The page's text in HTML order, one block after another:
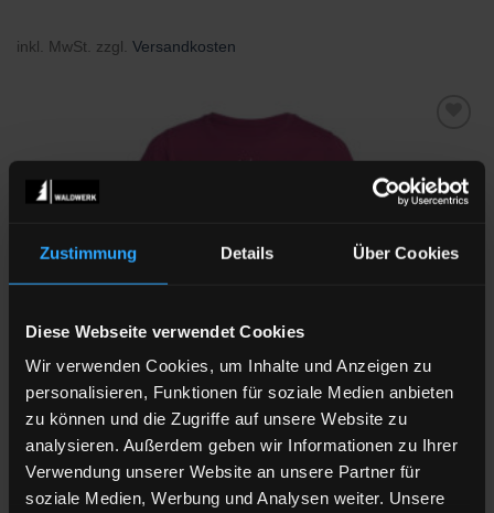
Zustimmung Details Über Cookies
Diese Webseite verwendet Cookies
Wir verwenden Cookies, um Inhalte und Anzeigen zu
personalisieren, Funktionen für soziale Medien anbieten
zu können und die Zugriffe auf unsere Website zu
analysieren. Außerdem geben wir Informationen zu Ihrer
Verwendung unserer Website an unsere Partner für
soziale Medien, Werbung und Analysen weiter. Unsere
inkl. MwSt. zzgl. Versandkosten
Wunschliste
hinzufügen
ISABELLA
25,90€